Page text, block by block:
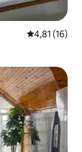
Évaluation
4,81 (16)